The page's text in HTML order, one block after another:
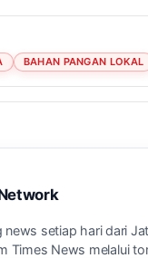
BAHAN PANGAN LOKAL
setiap hari dari
Times News melalui